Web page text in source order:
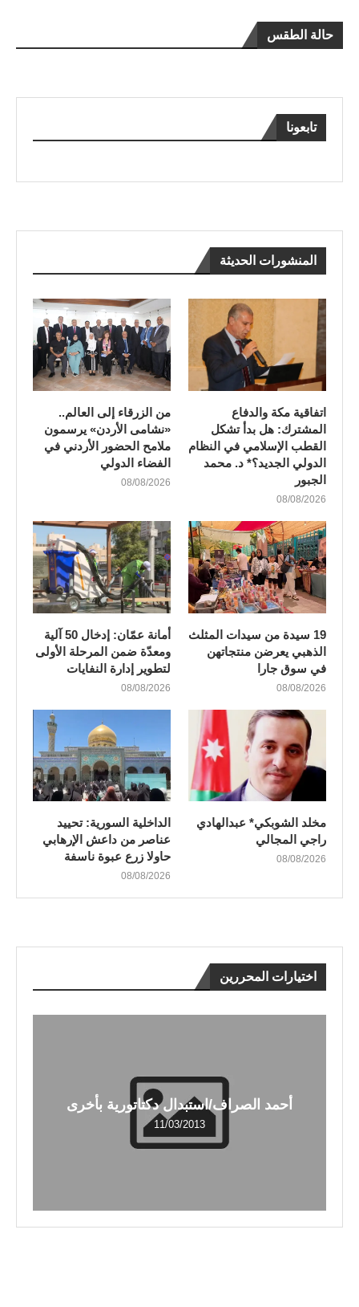
حالة الطقس
تابعونا
المنشورات الحديثة
اتفاقية مكة والدفاع
المشترك: هل بدأ تشكل
القطب الإسلامي في النظام
الدولي الجديد؟* د. محمد
الجبور
08/08/2026
من الزرقاء إلى العالم..
«نشامى الأردن» يرسمون
ملامح الحضور الأردني في
الفضاء الدولي
08/08/2026
19 سيدة من سيدات المثلث
الذهبي يعرضن منتجاتهن
في سوق جارا
08/08/2026
أمانة عمّان: إدخال 50 آلية
ومعدّة ضمن المرحلة الأولى
لتطوير إدارة النفايات
08/08/2026
مخلد الشوبكي* عبدالهادي
راجي المجالي
08/08/2026
الداخلية السورية: تحييد
عناصر من داعش الإرهابي
حاولا زرع عبوة ناسفة
08/08/2026
اختيارات المحررين
أحمد الصراف/استبدال دكتاتورية بأخرى
11/03/2013